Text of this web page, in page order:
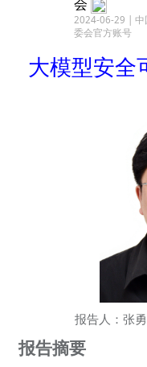
会
2024-06-29 | 中
委会官方账号
大模型安全
报告人：张
报告摘要